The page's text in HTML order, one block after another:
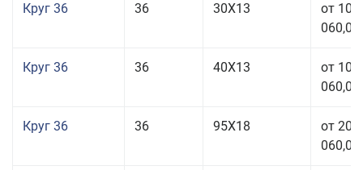
Круг 36 36 30Х13
от 101
060,00
Круг 36 36 40Х13
от 101
060,00
Круг 36 36 95Х18
от 208
060,00